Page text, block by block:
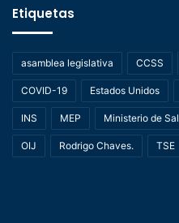
Etiquetas
asamblea legislativa CCSS
COVID-19 Estados Unidos
INS MEP Ministerio de
OIJ Rodrigo Chaves. TSE